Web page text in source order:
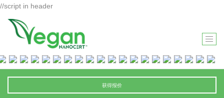
//script in header
T
O
G
G
L
获得报价